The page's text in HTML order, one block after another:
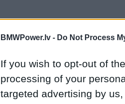
BMWPower.lv - Do Not Process
If you wish to opt-out of
processing of your
targeted advertising by